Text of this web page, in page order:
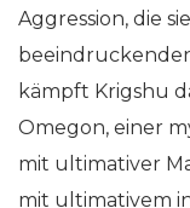
Aggression, die
kämpft Krigshu
Omegon, einer
mit ultimativer
mit ultimativem